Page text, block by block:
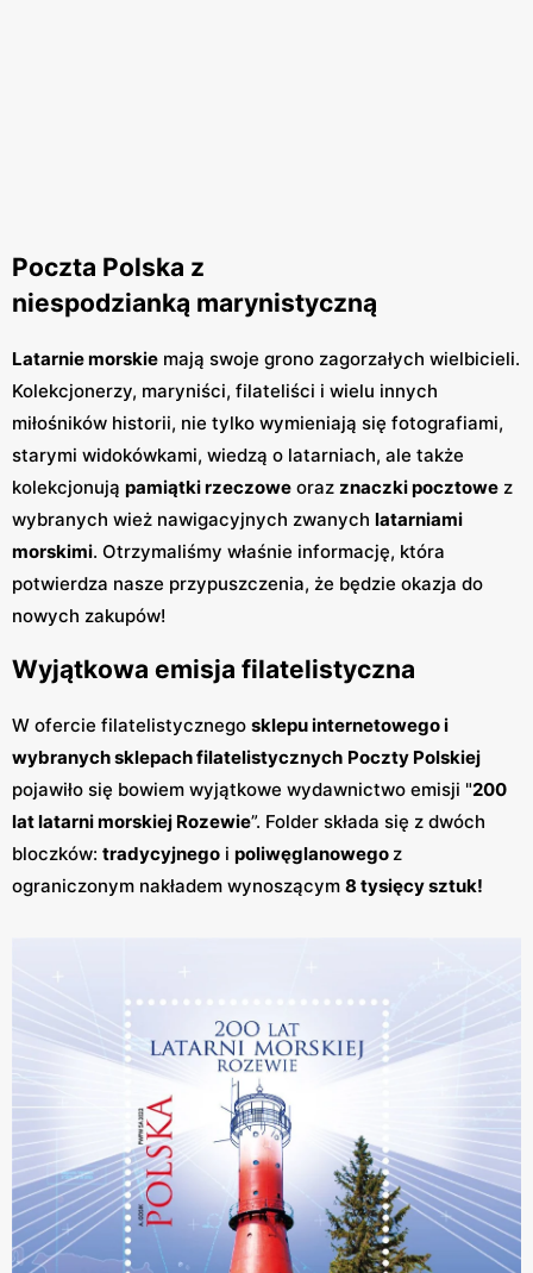
Poczta Polska z
niespodzianką marynistyczną
Latarnie morskie mają swoje grono zagorzałych wielbicieli.
Kolekcjonerzy, maryniści, filateliści i wielu innych
miłośników historii, nie tylko wymieniają się fotografiami,
starymi widokówkami, wiedzą o latarniach, ale także
kolekcjonują pamiątki rzeczowe oraz znaczki pocztowe z
wybranych wież nawigacyjnych zwanych latarniami
morskimi. Otrzymaliśmy właśnie informację, która
potwierdza nasze przypuszczenia, że będzie okazja do
nowych zakupów!
Wyjątkowa emisja filatelistyczna
W ofercie filatelistycznego sklepu internetowego i
wybranych sklepach filatelistycznych Poczty Polskiej
pojawiło się bowiem wyjątkowe wydawnictwo emisji "200
lat latarni morskiej Rozewie”. Folder składa się z dwóch
bloczków: tradycyjnego i poliwęglanowego z
ograniczonym nakładem wynoszącym 8 tysięcy sztuk!